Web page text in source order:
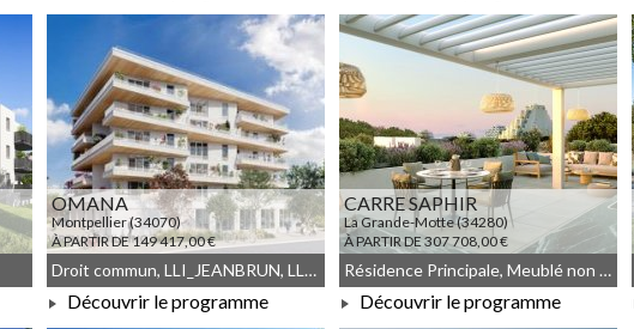
À PARTIR DE 183 450,00 € À PARTIR DE 159 129,00 €
OMANA
Montpellier (34070)
À PARTIR DE 149 417,00 €
Droit commun, LLI_JEANBRUN, LLI, JEANBRUN, Meublé non géré
Découvrir le programme
CARRE SAPHIR
La Grande-Motte (34280)
À PARTIR DE 307 708,00 €
Résidence Principale, Meublé non géré, Droit commun
Découvrir le programme